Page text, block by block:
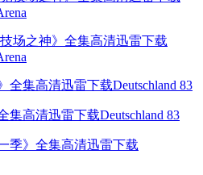
场之神》全集高清迅雷下载
集高清迅雷下载Deutschland 83